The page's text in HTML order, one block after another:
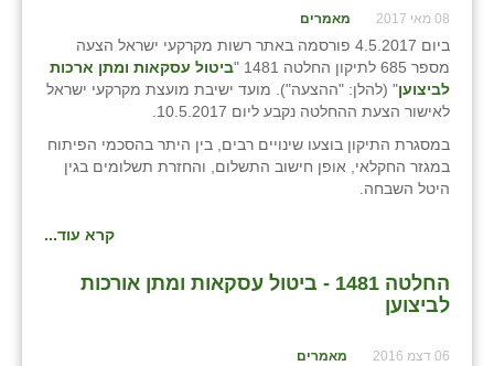
08 מאי 2017 מאמרים
ביום 4.5.2017 פורסמה באתר רשות מקרקעי ישראל הצעה
מספר 685 לתיקון החלטה 1481 "
ביטול עסקאות ומתן ארכות
לביצוען" (להלן: "ההצעה"). מועד ישיבת מועצת מקרקעי ישראל
לאישור הצעת ההחלטה נקבע ליום 10.5.2017.
במסגרת התיקון בוצעו שינויים רבים, בין היתר בהסכמי הפיתוח
במגזר החקלאי, אופן חישוב התשלום, והחזרת תשלומים בגין
היטל השבחה.
קרא עוד...
החלטה 1481 - ביטול עסקאות ומתן אורכות
לביצוען
06 דצמ 2016 מאמרים
מגשימים
מישר
מנחמיה
נהריה (אג״ש)
ניר צבי